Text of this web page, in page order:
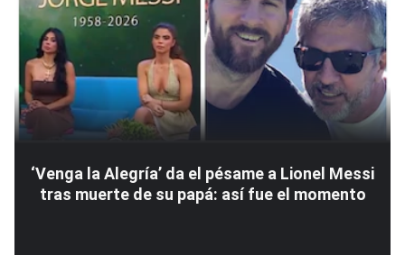
‘Venga la Alegría’ da el pésame a Lionel Messi
tras muerte de su papá: así fue el momento